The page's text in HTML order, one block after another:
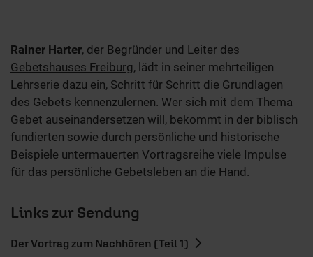
Rainer Harter, der Begründer und Leiter des
Gebetshauses Freiburg, lädt in seiner mehrteiligen
Lehrserie dazu ein, Schritt für Schritt die Grundlagen
des Gebets kennenzulernen. Wer sich mit dem Thema
Gebet auseinandersetzen will, bekommt in der biblisch
fundierten sowie durch persönliche und historische
Beispiele untermauerten Vortragsreihe viele Impulse
für das persönliche Gebetsleben an die Hand.
Links zur Sendung
Der Vortrag zum Nachhören (Teil 1)